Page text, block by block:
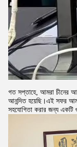
গত সপ্তাহে, আমরা চীনের
আনন্দিত হয়েছি।এই সফর
সহযোগিতা করার জন্য একটি